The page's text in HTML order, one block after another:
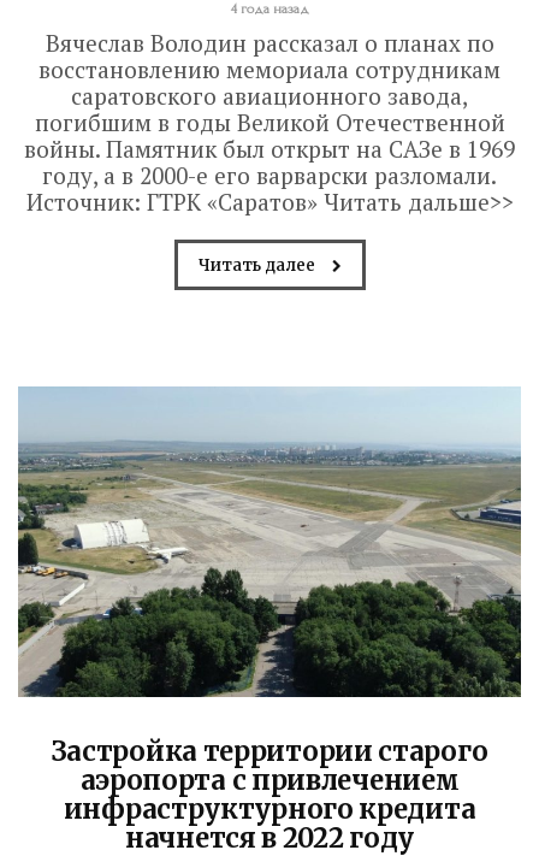
4 года назад
Вячеслав Володин рассказал о планах по
восстановлению мемориала сотрудникам
саратовского авиационного завода,
погибшим в годы Великой Отечественной
войны. Памятник был открыт на САЗе в 1969
году, а в 2000-е его варварски разломали.
Источник: ГТРК «Саратов» Читать дальше>>
Читать далее
Застройка территории старого
аэропорта с привлечением
инфраструктурного кредита
начнется в 2022 году